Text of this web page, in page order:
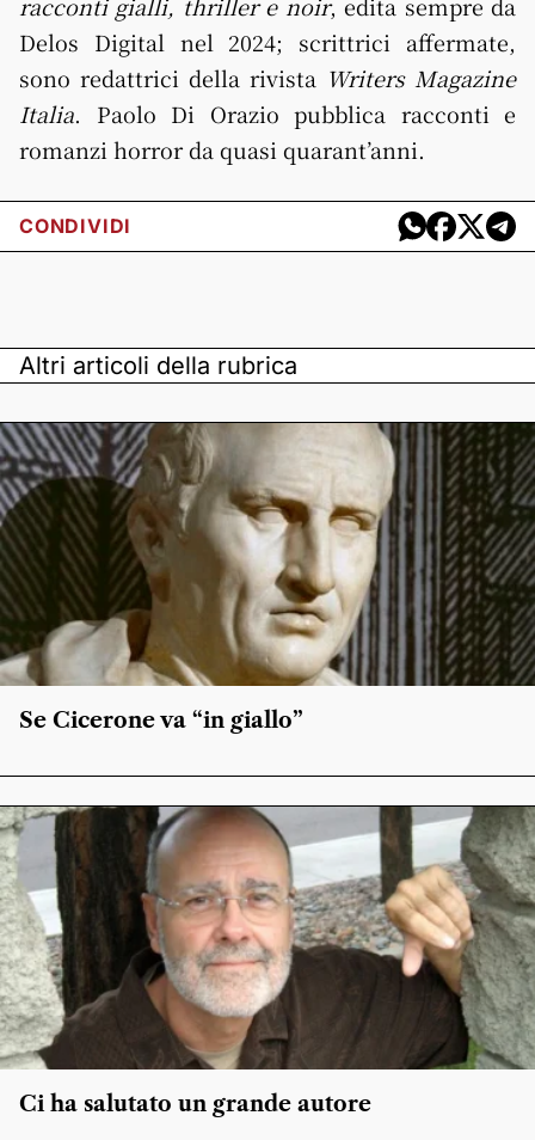
Delos Digital nel 2024; scrittrici affermate,
sono redattrici della rivista Writers Magazine
Italia. Paolo Di Orazio pubblica racconti e
romanzi horror da quasi quarant’anni.
CONDIVIDI
Altri articoli della rubrica
Se Cicerone va “in giallo”
Ci ha salutato un grande autore